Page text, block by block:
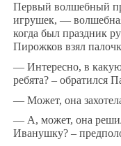
Первый волшебный
игрушек, —
когда был праздник
Пирожков взял
— Интересно, в какую
ребята? – обратился
— Может, она
— А, может, она
Иванушку? –